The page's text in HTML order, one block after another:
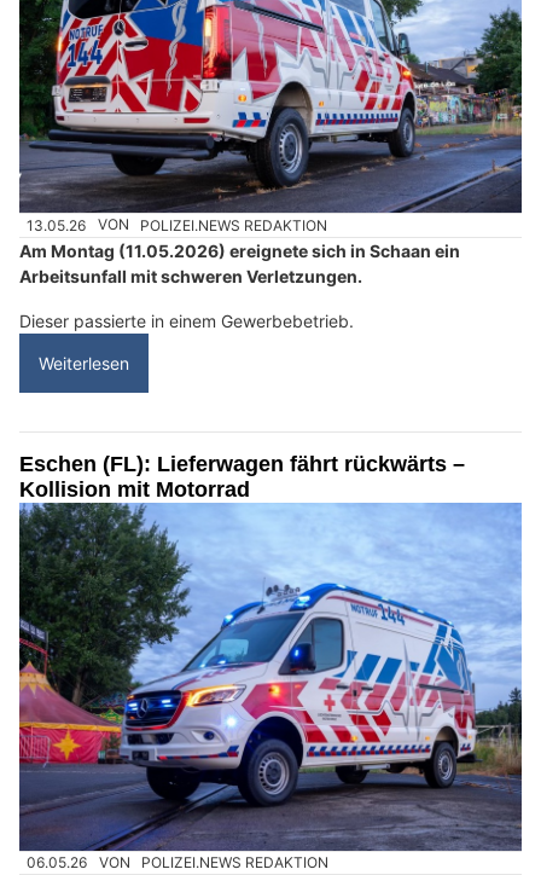
13.05.26 VON POLIZEI.NEWS REDAKTION
Am Montag (11.05.2026) ereignete sich in Schaan ein
Arbeitsunfall mit schweren Verletzungen.
Dieser passierte in einem Gewerbebetrieb.
Weiterlesen
Eschen (FL): Lieferwagen fährt rückwärts –
Kollision mit Motorrad
06.05.26 VON POLIZEI.NEWS REDAKTION